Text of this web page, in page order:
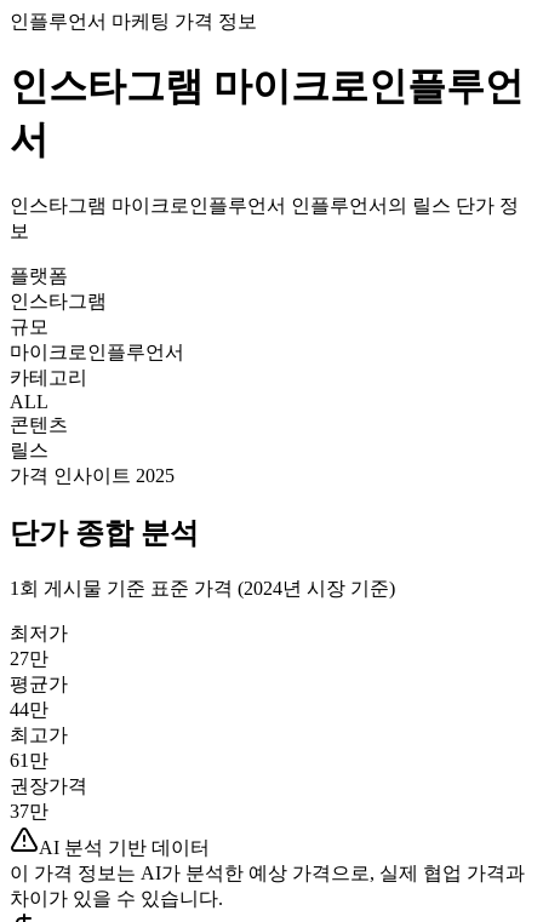
인플루언서 마케팅 가격 정보
인스타그램 마이크로인플루언
서
인스타그램 마이크로인플루언서 인플루언서의 릴스 단가 정
보
플랫폼
인스타그램
규모
마이크로인플루언서
카테고리
ALL
콘텐츠
릴스
가격 인사이트 2025
단가종합 분석
1회 게시물 기준 표준 가격 (2024년 시장 기준)
최저가
27만
평균가
44만
최고가
61만
권장가격
37만
AI 분석 기반 데이터
이 가격 정보는 AI가 분석한 예상 가격으로, 실제 협업 가격과
차이가 있을 수 있습니다.